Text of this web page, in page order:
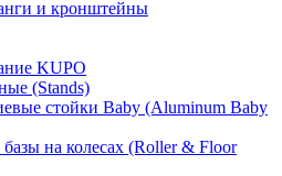
и кронштейны
KUPO
(Stands)
стойки Baby (Aluminum Baby
на колесах (Roller & Floor